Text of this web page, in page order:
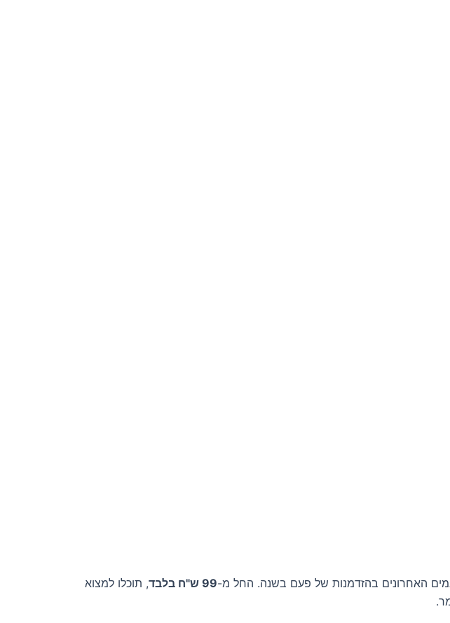
האחרונים בהזדמנות של פעם בשנה. החל מ-99 ש"ח בלבד
, תוכלו למצוא